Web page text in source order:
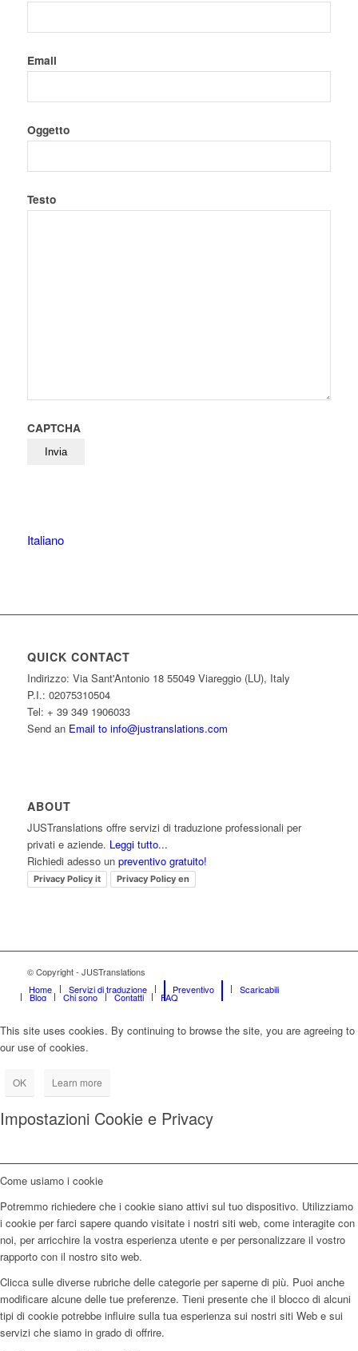
Email
Oggetto
Testo
CAPTCHA
Italiano
QUICK CONTACT
Indirizzo: Via Sant'Antonio 18 55049 Viareggio (LU), Italy
P.I.: 02075310504
Tel: + 39 349 1906033
Send an Email to info@justranslations.com
ABOUT
JUSTranslations offre servizi di traduzione professionali per
privati e aziende. Leggi tutto...
Richiedi adesso un preventivo gratuito!
Privacy Policy it Privacy Policy en
© Copyright - JUSTranslations
Home
Servizi di traduzione Preventivo Scaricabili
Blog Chi sono Contatti FAQ
This site uses cookies. By continuing to browse the site, you are agreeing to
our use of cookies.
OK Learn more
Impostazioni Cookie e Privacy
Come usiamo i cookie
Potremmo richiedere che i cookie siano attivi sul tuo dispositivo. Utilizziamo
i cookie per farci sapere quando visitate i nostri siti web, come interagite con
noi, per arricchire la vostra esperienza utente e per personalizzare il vostro
rapporto con il nostro sito web.
Clicca sulle diverse rubriche delle categorie per saperne di più. Puoi anche
modificare alcune delle tue preferenze. Tieni presente che il blocco di alcuni
tipi di cookie potrebbe influire sulla tua esperienza sui nostri siti Web e sui
servizi che siamo in grado di offrire.